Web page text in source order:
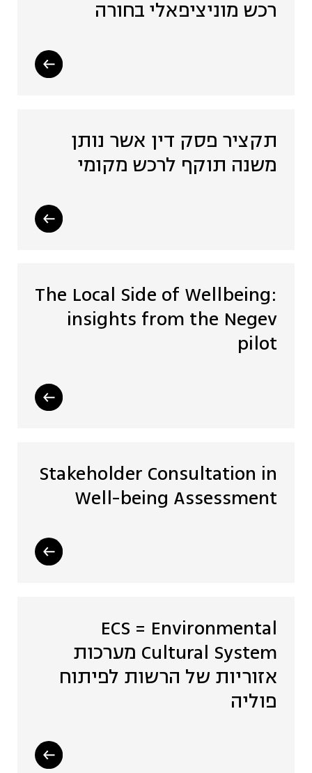
רכש מוניציפאלי בחורה
תקציר פסק דין אשר נותן
משנה תוקף לרכש מקומי
The Local Side of Wellbeing:
insights from the Negev
pilot
Stakeholder Consultation in
Well-being Assessment
ECS = Environmental
Cultural System מערכות
אזוריות של הרשות לפיתוח
פוליה